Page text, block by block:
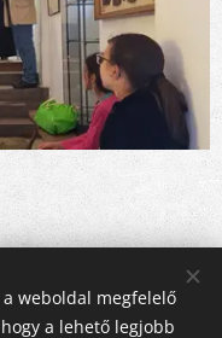
weboldal megfelelő
a lehető legjobb